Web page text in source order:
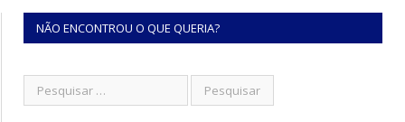
NÃO ENCONTROU O QUE QUERIA?